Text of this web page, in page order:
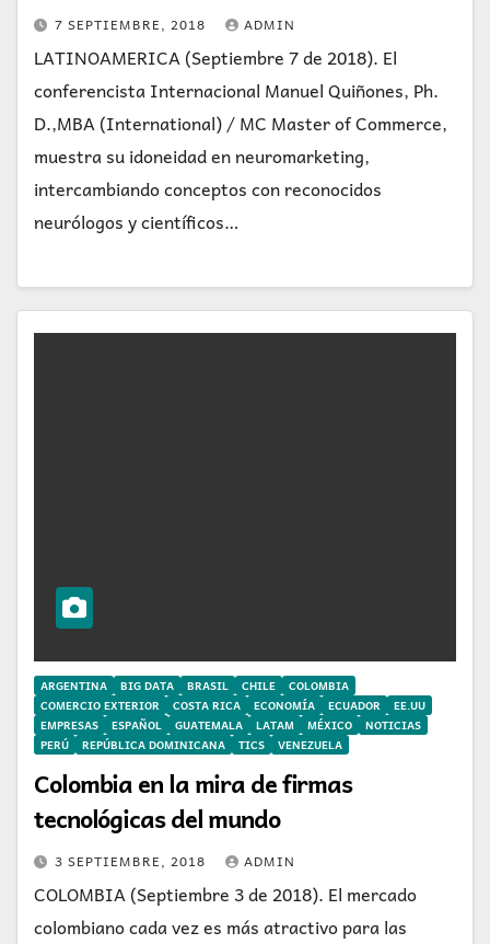
7 SEPTIEMBRE, 2018 ADMIN
LATINOAMERICA (Septiembre 7 de 2018). El
conferencista Internacional Manuel Quiñones, Ph.
D.,MBA (International) / MC Master of Commerce,
muestra su idoneidad en neuromarketing,
intercambiando conceptos con reconocidos
neurólogos y científicos…
ARGENTINA BIG DATA BRASIL CHILE
COLOMBIA
COMERCIO EXTERIOR
COSTA RICA ECONOMÍA ECUADOR
EE.UU
EMPRESAS
ESPAÑOL GUATEMALA LATAM MÉXICO
NOTICIAS
PERÚ
REPÚBLICA DOMINICANA TICS VENEZUELA
Colombia en la mira de firmas
tecnológicas del mundo
3 SEPTIEMBRE, 2018 ADMIN
COLOMBIA (Septiembre 3 de 2018). El mercado
colombiano cada vez es más atractivo para las